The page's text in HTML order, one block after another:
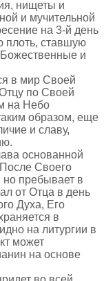
нищеты и
и мучительной
на 3-й день
плоть, ставшую
Божественные и
в мир Своей
по Своей
на Небо
образом, еще
и славу,
основанной
Своего
но пребывает в
от Отца в день
Духа, Его
в
на литургии в
может
на основе